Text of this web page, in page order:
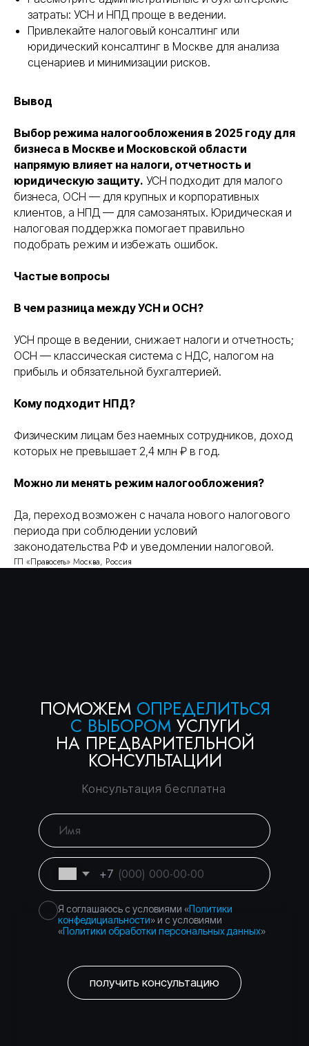
затраты: УСН и НПД проще в ведении.
Привлекайте налоговый консалтинг или
юридический консалтинг в Москве для анализа
сценариев и минимизации рисков.
Вывод
Выбор режима налогообложения в 2025 году для
бизнеса в Москве и Московской области
напрямую влияет на налоги, отчетность и
юридическую защиту. УСН подходит для малого
бизнеса, ОСН — для крупных и корпоративных
клиентов, а НПД — для самозанятых. Юридическая и
налоговая поддержка помогает правильно
подобрать режим и избежать ошибок.
Частые вопросы
В чем разница между УСН и ОСН?
УСН проще в ведении, снижает налоги и отчетность;
ОСН — классическая система с НДС, налогом на
прибыль и обязательной бухгалтерией.
Кому подходит НПД?
Физическим лицам без наемных сотрудников, доход
которых не превышает 2,4 млн ₽ в год.
Можно ли менять режим налогообложения?
Да, переход возможен с начала нового налогового
периода при соблюдении условий
законодательства РФ и уведомлении налоговой.
ГП «Правосеть» Москва, Россия
info@pravoset.ru
Консультация бесплатна
ПОМОЖЕМОПРЕДЕЛИТЬСЯ
С ВЫБОРОМУСЛУГИ
НА ПРЕДВАРИТЕЛЬНОЙ
КОНСУЛЬТАЦИИ
» и с условиями
« Политики обработки персональных данных»
получить консультацию
этапы
работ
отзывы
Город Москва, вн.тер.г.
муниципальный округ
Басманный, пер.
Политика
конфиденциальности
и юридических лиц Перейти
Торги и банковские
гарантии — без
рисков
Вы уже тут
Консалтинговое
сопровождение
Правосеть
Юридические услуги в Москве
Банкротство физических лиц в Москве